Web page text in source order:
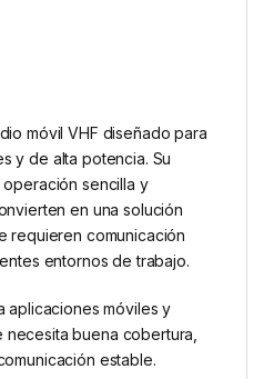
móvil VHF diseñado para
y de alta potencia. Su
sencilla y
en una solución
requieren comunicación
entornos de trabajo.
aplicaciones móviles y
buena cobertura,
estable.